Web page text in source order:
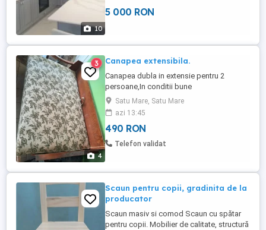
10
alcatuit din panouri de lemn masiv 100%,
fara PAL sau furnir, inclusiv sertarele si
5 000 RON
4
3 Canapea extensibila.
Canapea dubla in extensie pentru 2
persoane,In conditii bune
Satu Mare, Satu Mare
azi 13:45
490 RON
Telefon validat
Scaun pentru copii, gradinita de la
producator
Scaun masiv si comod Scaun cu spătar
pentru copii. Mobilier de calitate, structură